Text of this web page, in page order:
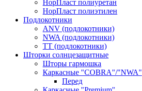
НорПласт полиуретан
НорПласт полиэтилен
Подлокотники
ANV (подлокотники)
NWA (подлокотники)
TT (подлокотники)
Шторки солнцезащитные
Шторы гармошка
Каркасные "COBRA"/"NWA"
Перед